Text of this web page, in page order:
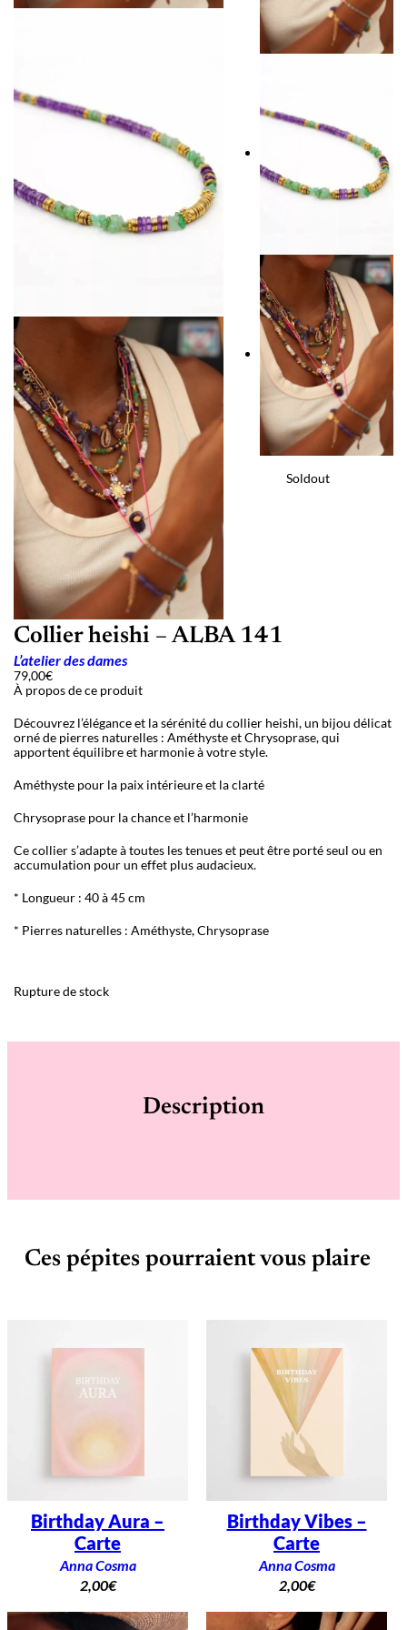
Soldout
Collier heishi – ALBA 141
L’atelier des dames
79,00€
À propos de ce produit
Découvrez l’élégance et la sérénité du collier heishi, un bijou délicat
orné de pierres naturelles : Améthyste et Chrysoprase, qui
apportent équilibre et harmonie à votre style.
Améthyste pour la paix intérieure et la clarté
Chrysoprase pour la chance et l’harmonie
Ce collier s’adapte à toutes les tenues et peut être porté seul ou en
accumulation pour un effet plus audacieux.
* Longueur : 40 à 45 cm
* Pierres naturelles : Améthyste, Chrysoprase
Rupture de stock
Description
Ces pépites pourraient vous plaire
Birthday Aura –
Carte
Anna Cosma
2,00€
Birthday Vibes –
Carte
Anna Cosma
2,00€